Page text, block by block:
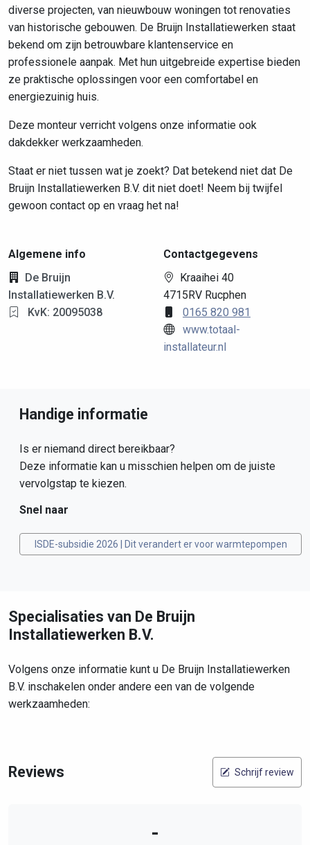
diverse projecten, van nieuwbouw woningen tot renovaties
van historische gebouwen. De Bruijn Installatiewerken staat
bekend om zijn betrouwbare klantenservice en
professionele aanpak. Met hun uitgebreide expertise bieden
ze praktische oplossingen voor een comfortabel en
energiezuinig huis.
Deze monteur verricht volgens onze informatie ook
dakdekker werkzaamheden.
Staat er niet tussen wat je zoekt? Dat betekend niet dat De
Bruijn Installatiewerken B.V. dit niet doet! Neem bij twijfel
gewoon contact op en vraag het na!
Algemene info
De Bruijn
Installatiewerken B.V.
KvK: 20095038
Contactgegevens
Kraaihei 40
4715RV Rucphen
0165 820 981
www.totaal-
installateur.nl
Handige informatie
Is er niemand direct bereikbaar?
Deze informatie kan u misschien helpen om de juiste
vervolgstap te kiezen.
Snel naar
ISDE-subsidie 2026 | Dit verandert er voor warmtepompen
Specialisaties van De Bruijn
Installatiewerken B.V.
Volgens onze informatie kunt u De Bruijn Installatiewerken
B.V. inschakelen onder andere een van de volgende
werkzaamheden:
Reviews Schrijf review
-